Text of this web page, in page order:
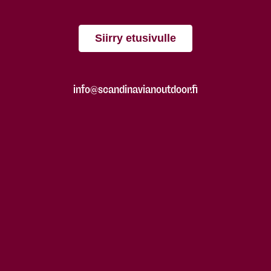
Siirry etusivulle
info@scandinavianoutdoor.fi